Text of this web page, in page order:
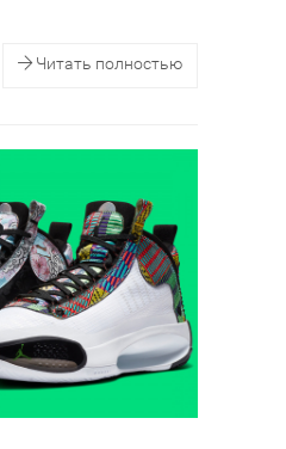
Читать полностью